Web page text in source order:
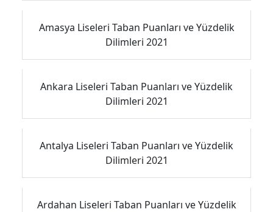
Amasya Liseleri Taban Puanları ve Yüzdelik
Dilimleri 2021
Ankara Liseleri Taban Puanları ve Yüzdelik
Dilimleri 2021
Antalya Liseleri Taban Puanları ve Yüzdelik
Dilimleri 2021
Ardahan Liseleri Taban Puanları ve Yüzdelik